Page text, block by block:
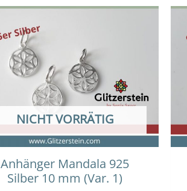
NICHT VORRÄTIG
Anhänger Mandala 925
Silber 10 mm (Var. 1)